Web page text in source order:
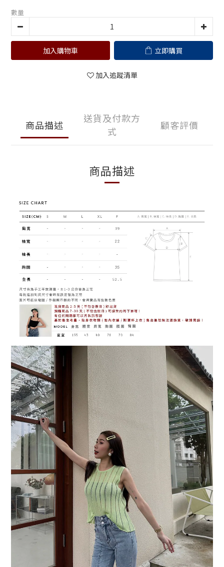
數量
加入購物車 立即購買
加入追蹤清單
商品描述
送貨及付款方
式
顧客評價
商品描述